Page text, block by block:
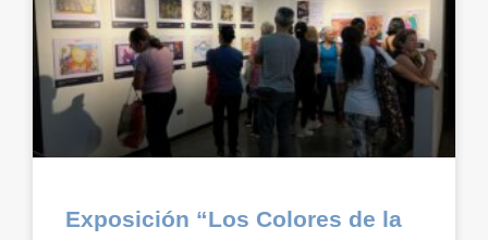
Exposición “Los Colores de la